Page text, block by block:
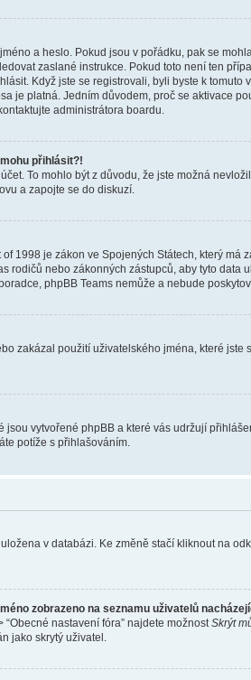
a heslo. Pokud jsou v pořádku, pak se
zaslané instrukce. Pokud toto není ten
Když jste se registrovali, byli byste k
je platná. Jedním důvodem, proč se aktivace
administrátora boardu.
přihlásit?!
To mohlo být z důvodu, že jste možná
a zapojte se do diskuzí.
1998 je zákon ve Spojených Státech, který
rodičů nebo zákonných zástupců, aby tyto
phpBB Teams nemůže a nebude
zakázal použití uživatelského jména, které
jsou vytvořené phpBB a které vás udržují
potíže s přihlašováním.
v databázi. Ke změně stačí kliknout na
zobrazeno na seznamu uživatelů
“Obecné nastavení fóra” najdete možnost Skrýt
jako skrytý uživatel.